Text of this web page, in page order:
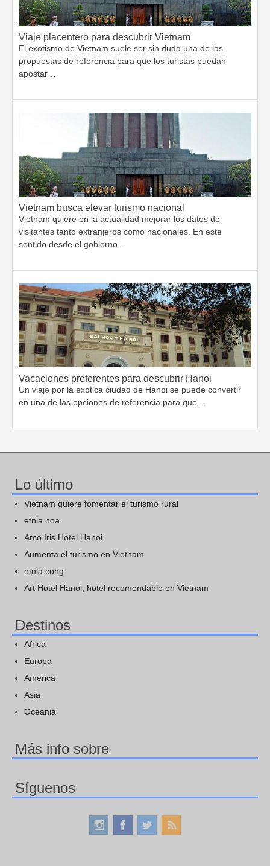
Viaje placentero para descubrir Vietnam
El exotismo de Vietnam suele ser sin duda una de las
propuestas de referencia para que los turistas puedan
apostar…
Vietnam busca elevar turismo nacional
Vietnam quiere en la actualidad mejorar los datos de
visitantes tanto extranjeros como nacionales. En este
sentido desde el gobierno…
Vacaciones preferentes para descubrir Hanoi
Un viaje por la exótica ciudad de Hanoi se puede convertir
en una de las opciones de referencia para que…
Lo último
Vietnam quiere fomentar el turismo rural
etnia noa
Arco Iris Hotel Hanoi
Aumenta el turismo en Vietnam
etnia cong
Art Hotel Hanoi, hotel recomendable en Vietnam
Destinos
Africa
Europa
America
Asia
Oceania
Más info sobre
Síguenos